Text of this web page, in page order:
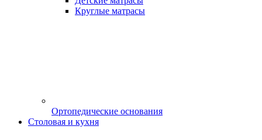
Круглые матрасы
Ортопедические основания
Столовая и кухня